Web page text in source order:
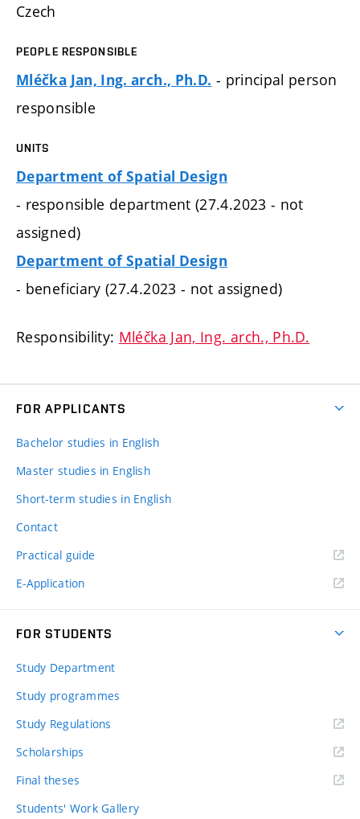
Czech
PEOPLE RESPONSIBLE
Mléčka Jan, Ing. arch., Ph.D. - principal person
responsible
UNITS
Department of Spatial Design
- responsible department (27.4.2023 - not
assigned)
Department of Spatial Design
- beneficiary (27.4.2023 - not assigned)
Responsibility: Mléčka Jan, Ing. arch., Ph.D.
FOR APPLICANTS
Bachelor studies in English
Master studies in English
Short-term studies in English
Contact
Practical guide
E-Application
FOR STUDENTS
Study Department
Study programmes
Study Regulations
Scholarships
Final theses
Students' Work Gallery